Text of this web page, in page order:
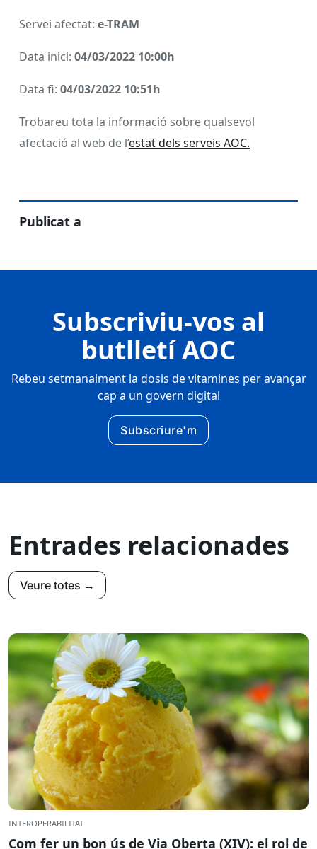
Servei afectat: e-TRAM
Data inici: 04/03/2022 10:00h
Data fi: 04/03/2022 10:51h
Trobareu tota la informació sobre qualsevol
afectació al web de l’estat dels serveis AOC.
Publicat a
Subscriviu-vos al
butlletí AOC
Rebeu setmanalment la dosis de vitamines per avançar
cap a un govern digital
Subscriure'm
Entrades relacionades
Veure totes →
INTEROPERABILITAT
Com fer un bon ús de Via Oberta (XIV): el rol de